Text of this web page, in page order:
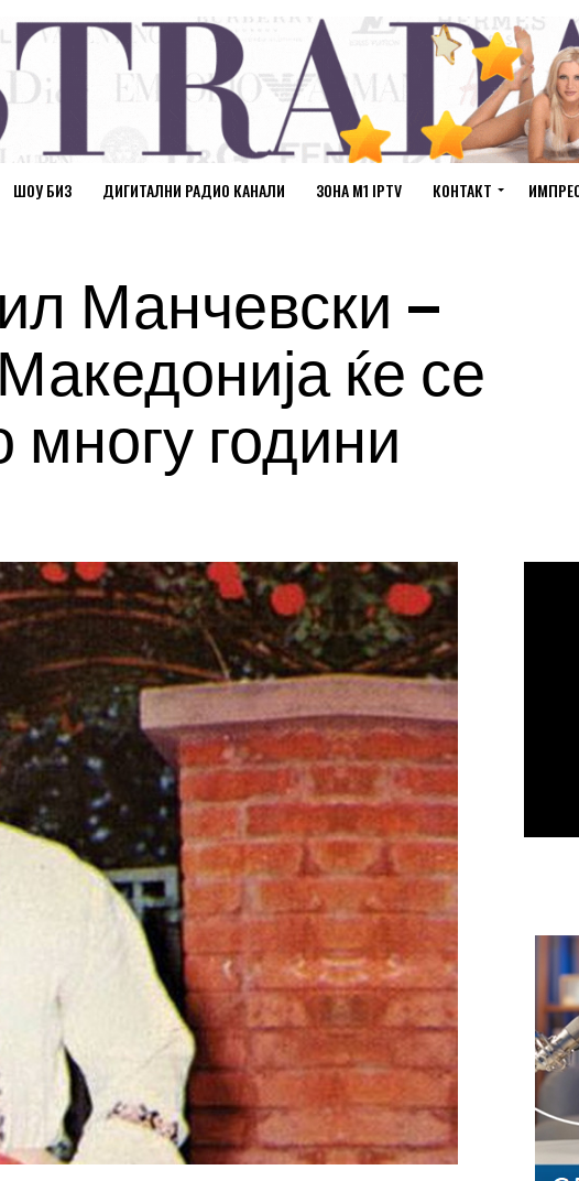
ШОУ БИЗ ДИГИТАЛНИ РАДИО КАНАЛИ ЗОНА М1 IPTV КОНТАКТ
Манчевски —
ќе се
години